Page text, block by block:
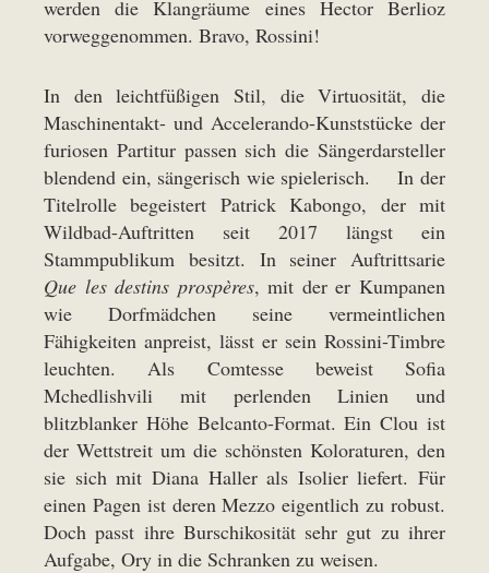
werden die Klangräume eines Hector Berlioz
vorweggenommen. Bravo, Rossini!
In den leichtfüßigen Stil, die Virtuosität, die
Maschinentakt- und Accelerando-Kunststücke der
furiosen Partitur passen sich die Sängerdarsteller
blendend ein, sängerisch wie spielerisch. In der
Titelrolle begeistert Patrick Kabongo, der mit
Wildbad-Auftritten seit 2017 längst ein
Stammpublikum besitzt. In seiner Auftrittsarie
Que les destins prospères, mit der er Kumpanen
wie Dorfmädchen seine vermeintlichen
Fähigkeiten anpreist, lässt er sein Rossini-Timbre
leuchten. Als Comtesse beweist Sofia
Mchedlishvili mit perlenden Linien und
blitzblanker Höhe Belcanto-Format. Ein Clou ist
der Wettstreit um die schönsten Koloraturen, den
sie sich mit Diana Haller als Isolier liefert. Für
einen Pagen ist deren Mezzo eigentlich zu robust.
Doch passt ihre Burschikosität sehr gut zu ihrer
Aufgabe, Ory in die Schranken zu weisen.